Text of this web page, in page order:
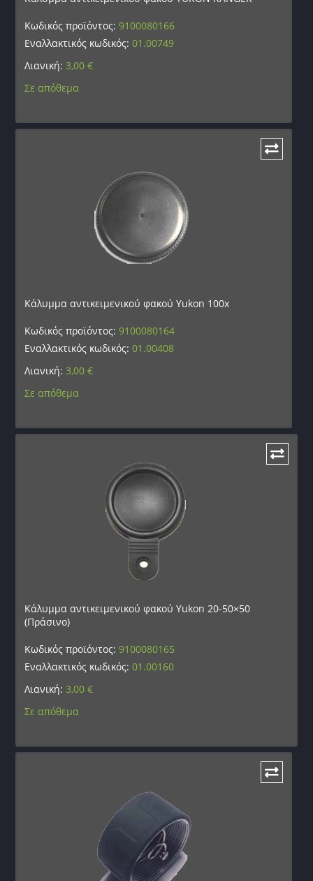
Κωδικός προϊόντος:9100080166
Εναλλακτικός κωδικός:01.00749
Λιανική: 3,00€
Σε απόθεμα
Κάλυμμα αντικειμενικού φακού Yukon 100x
Κωδικός προϊόντος:9100080164
Εναλλακτικός κωδικός:01.00408
Λιανική: 3,00€
Σε απόθεμα
Κάλυμμα αντικειμενικού φακού Yukon 20-50×50
(Πράσινο)
Κωδικός προϊόντος:9100080165
Εναλλακτικός κωδικός:01.00160
Λιανική: 3,00€
Σε απόθεμα